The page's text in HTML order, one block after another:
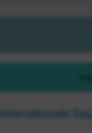
Internationale